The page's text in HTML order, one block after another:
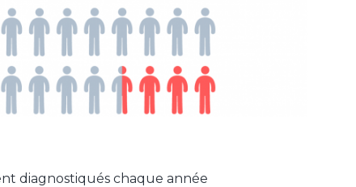
diagnostiqués chaque année